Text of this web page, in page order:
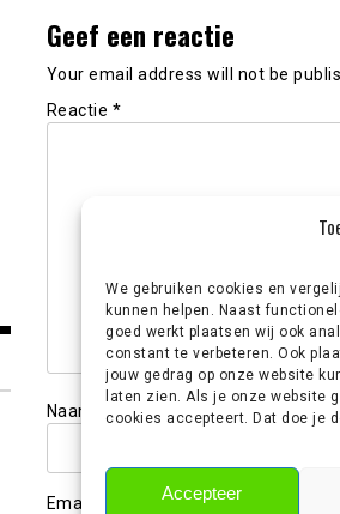
We gebruiken cookies en
kunnen helpen. Naast
goed werkt plaatsen wij ook
constant te verbeteren. Ook
jouw gedrag op onze website
laten zien. Als je onze website
cookies accepteert. Dat doe je
Accepteer
Geef een reactie
Your email address will not be
Reactie *
Naam
Email